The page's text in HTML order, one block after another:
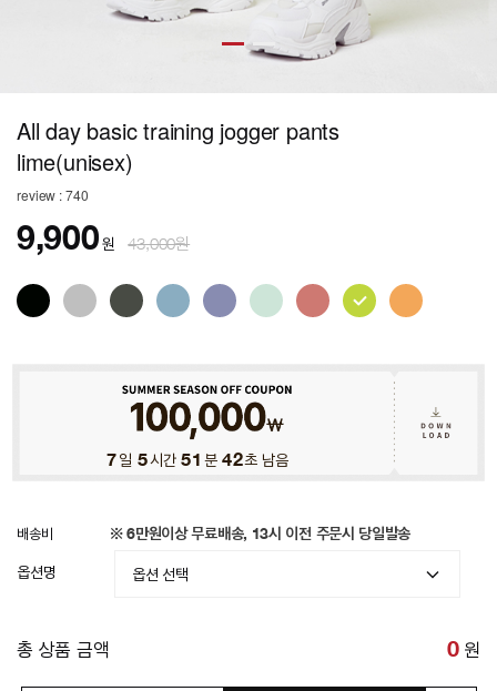
All day basic training jogger pants
lime(unisex)
review : 740
9,900원 43,000원
7일 5시간 51 분 39초 남음
배송비 ※ 6만원이상 무료배송, 13시 이전 주문시 당일발송
옵션명
총 상품 금액 0 원